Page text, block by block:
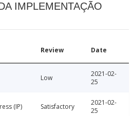
IMPLEMENTAÇÃO
Review Date
Low
2021-02-
25
(IP) Satisfactory
2021-02-
25